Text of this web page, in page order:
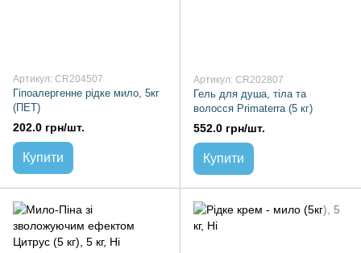
Артикул: CR204507
Гіпоалергенне рідке мило, 5кг
(ПЕТ)
202.0 грн/шт.
Купити
Артикул: CR202807
Гель для душа, тіла та
волосся Primaterra (5 кг)
552.0 грн/шт.
Купити